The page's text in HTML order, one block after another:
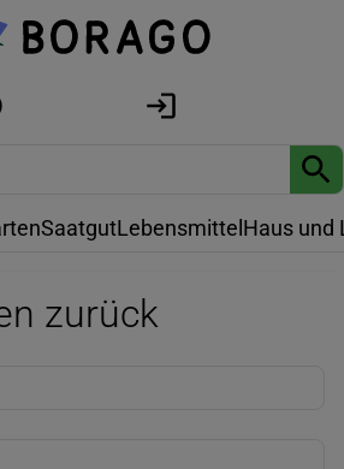
SaatgutLebensmittel Haus und
zurück